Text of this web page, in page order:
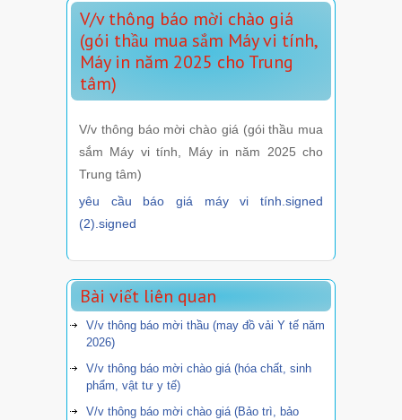
V/v thông báo mời chào giá
(gói thầu mua sắm Máy vi tính,
Máy in năm 2025 cho Trung
tâm)
V/v thông báo mời chào giá (gói thầu mua
sắm Máy vi tính, Máy in năm 2025 cho
Trung tâm)
yêu cầu báo giá máy vi tính.signed
(2).signed
Bài viết liên quan
V/v thông báo mời thầu (may đồ vải Y tế năm
2026)
V/v thông báo mời chào giá (hóa chất, sinh
phẩm, vật tư y tế)
V/v thông báo mời chào giá (Bảo trì, bảo